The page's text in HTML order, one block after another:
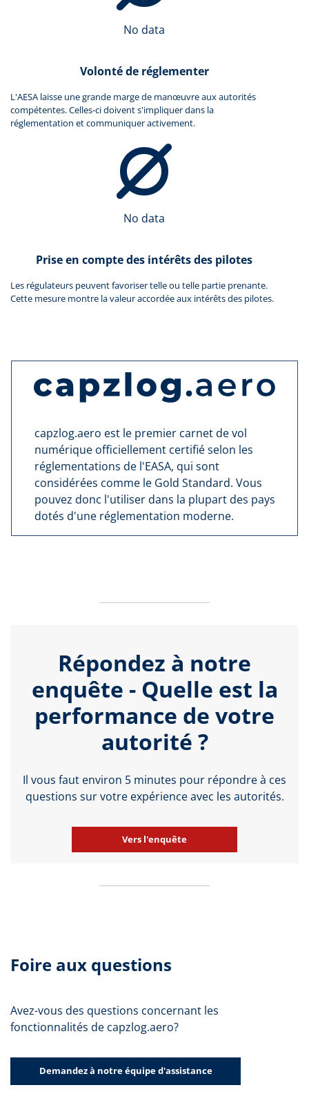
No data
Volonté de réglementer
L'AESA laisse une grande marge de manœuvre aux autorités
compétentes. Celles-ci doivent s'impliquer dans la
réglementation et communiquer activement.
No data
Prise en compte des intérêts des pilotes
Les régulateurs peuvent favoriser telle ou telle partie prenante.
Cette mesure montre la valeur accordée aux intérêts des pilotes.
capzlog.aero est le premier carnet de vol
numérique officiellement certifié selon les
réglementations de l'EASA, qui sont
considérées comme le Gold Standard. Vous
pouvez donc l'utiliser dans la plupart des pays
dotés d'une réglementation moderne.
Répondez à notre
enquête - Quelle est la
performance de votre
autorité ?
Il vous faut environ 5 minutes pour répondre à ces
questions sur votre expérience avec les autorités.
Vers l'enquête
Foire aux questions
Avez-vous des questions concernant les
fonctionnalités de capzlog.aero?
Demandez à notre équipe d'assistance